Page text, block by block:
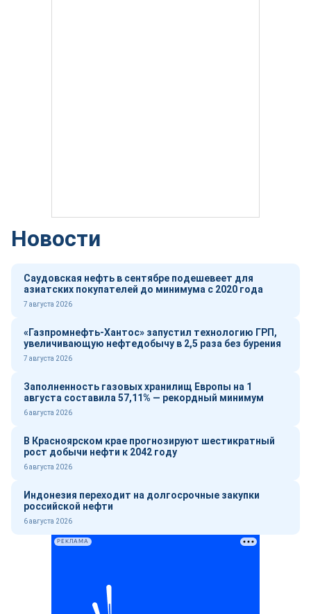
Новости
Саудовская нефть в сентябре подешевеет для
азиатских покупателей до минимума с 2020 года
7 августа 2026
«Газпромнефть-Хантос» запустил технологию ГРП,
увеличивающую нефтедобычу в 2,5 раза без бурения
7 августа 2026
Заполненность газовых хранилищ Европы на 1
августа составила 57,11% — рекордный минимум
6 августа 2026
В Красноярском крае прогнозируют шестикратный
рост добычи нефти к 2042 году
6 августа 2026
Индонезия переходит на долгосрочные закупки
российской нефти
6 августа 2026
РЕКЛАМА